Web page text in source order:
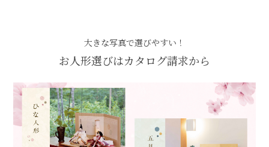
大きな写真で選びやすい！
お人形選びはカタログ請求から